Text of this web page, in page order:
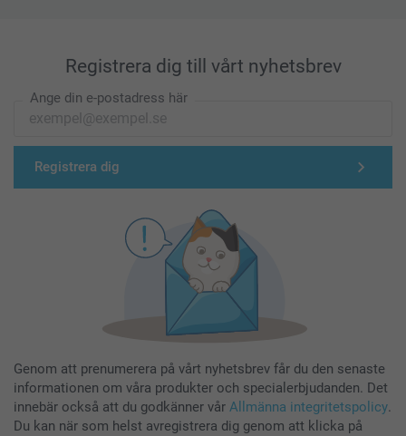
Registrera dig till vårt nyhetsbrev
Ange din e-postadress här
Registrera dig
Genom att prenumerera på vårt nyhetsbrev får du den senaste
informationen om våra produkter och specialerbjudanden. Det
innebär också att du godkänner vår Allmänna integritetspolicy.
Du kan när som helst avregistrera dig genom att klicka på